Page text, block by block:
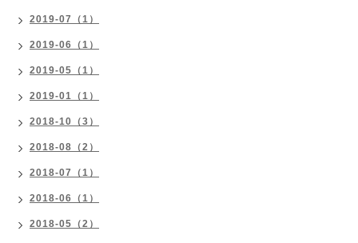
2019-07（1）
2019-06（1）
2019-05（1）
2019-01（1）
2018-10（3）
2018-08（2）
2018-07（1）
2018-06（1）
2018-05（2）